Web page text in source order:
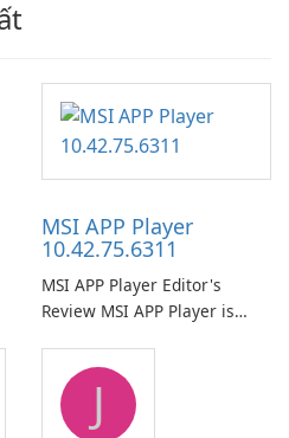
MSI APP Player
10.42.75.6311
MSI APP Player Editor's
Review MSI APP Player is
emulator built atop the
BlueStacks engine and tuned
for MSI hardware.
J